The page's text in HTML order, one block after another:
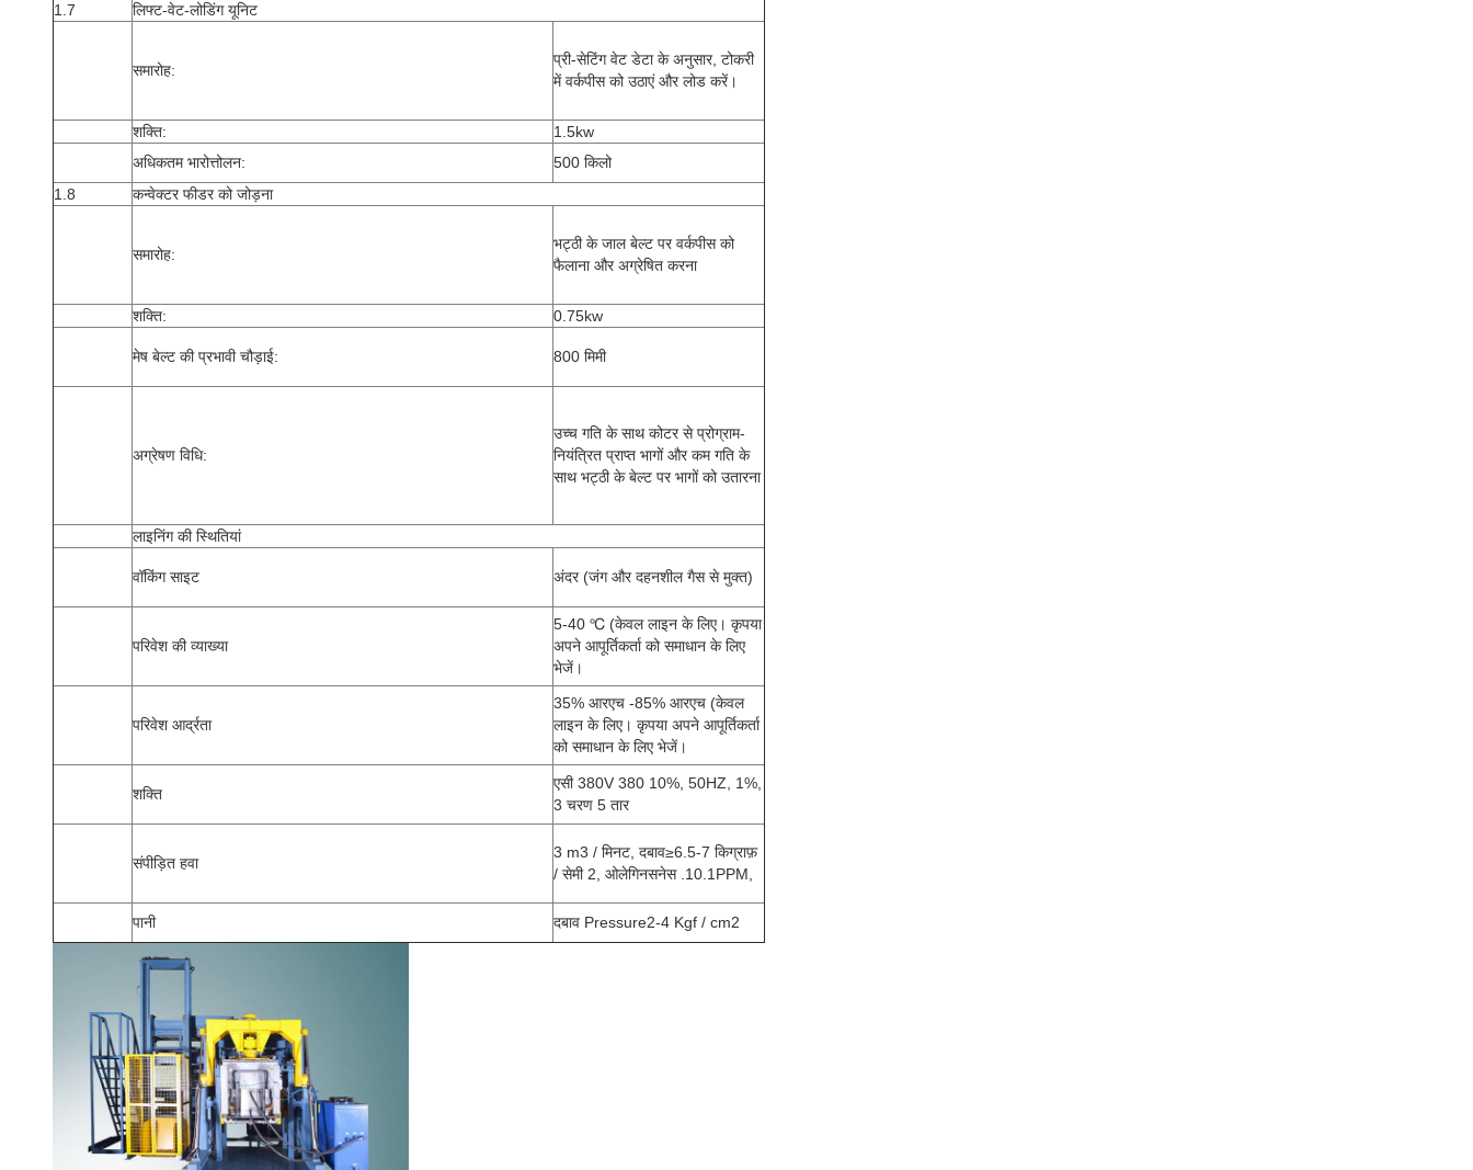
1.7
लिफ्ट-वेट-लोडिंग यूनिट
समारोह:
प्री-सेटिंग वेट डेटा के अनुसार, टोकरी
में वर्कपीस को उठाएं और लोड करें।
शक्ति:
1.5kw
अधिकतम भारोत्तोलन:
500 किलो
1.8
कन्वेक्टर फीडर को जोड़ना
समारोह:
भट्ठी के जाल बेल्ट पर वर्कपीस को
फैलाना और अग्रेषित करना
शक्ति: 0.75kw
मेष बेल्ट की प्रभावी चौड़ाई: 800 मिमी
अग्रेषण विधि:
उच्च गति के साथ कोटर से प्रोग्राम-
नियंत्रित प्राप्त भागों और कम गति के
साथ भट्ठी के बेल्ट पर भागों को उतारना
लाइनिंग की स्थितियां
वॉकिंग साइट अंदर (जंग और दहनशील गैस से मुक्त)
परिवेश की व्याख्या
5-40 ℃ (केवल लाइन के लिए। कृपया
अपने आपूर्तिकर्ता को समाधान के लिए
भेजें।
परिवेश आर्द्रता
35% आरएच -85% आरएच (केवल
लाइन के लिए। कृपया अपने आपूर्तिकर्ता
को समाधान के लिए भेजें।
शक्ति
एसी 380V 380 10%, 50HZ, 1%,
3 चरण 5 तार
संपीड़ित हवा
3 m3 / मिनट, दबाव≥6.5-7 किग्राफ़
/ सेमी 2, ओलेगिनसनेस .10.1PPM,
पानी दबाव Pressure2-4 Kgf / cm2